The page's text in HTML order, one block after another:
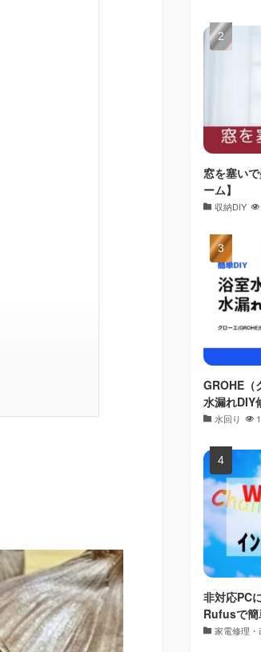
窓を塞い
ーム】
収納DIY
GROHE（
水漏れDIY
水回り
非対応PC
Rufusで簡
家電修理・